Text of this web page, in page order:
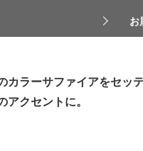
お
カラーサファイアをセッ
アクセントに。